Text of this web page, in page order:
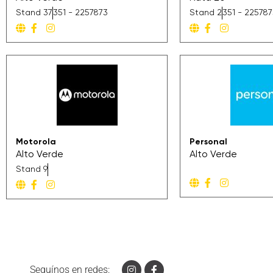
Stand 37351 - 2257873 Stand 2351 -
Motorola
Alto Verde
Stand 9
Personal
Alto Verde
Seguínos en redes: